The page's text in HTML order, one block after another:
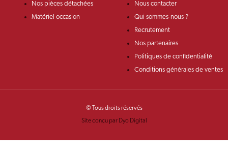
Nos pièces détachées
Matériel occasion
Nous contacter
Qui sommes-nous ?
Recrutement
Nos partenaires
Politiques de confidentialité
Conditions générales de ventes
© Tous droits réservés
Site conçu par Dyo Digital